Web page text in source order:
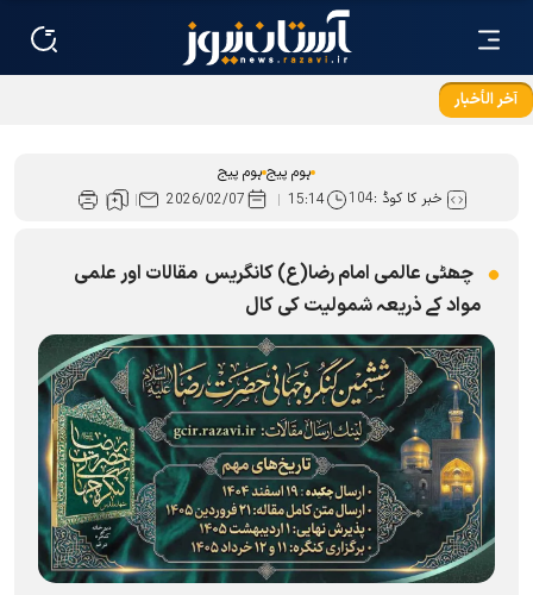
آخر الأخبار
ہوم پیج ہوم پیج
خبر کا کوڈ :104
15:14
2026/02/07
چھٹی عالمی امام رضا(ع) کانگریس مقالات اور علمی
مواد کے ذریعہ شمولیت کی کال